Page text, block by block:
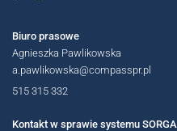
Biuro prasowe
Agnieszka Pawlikowska
a.pawlikowska@compasspr.pl
515 315 332
Kontakt w sprawie systemu SORGA